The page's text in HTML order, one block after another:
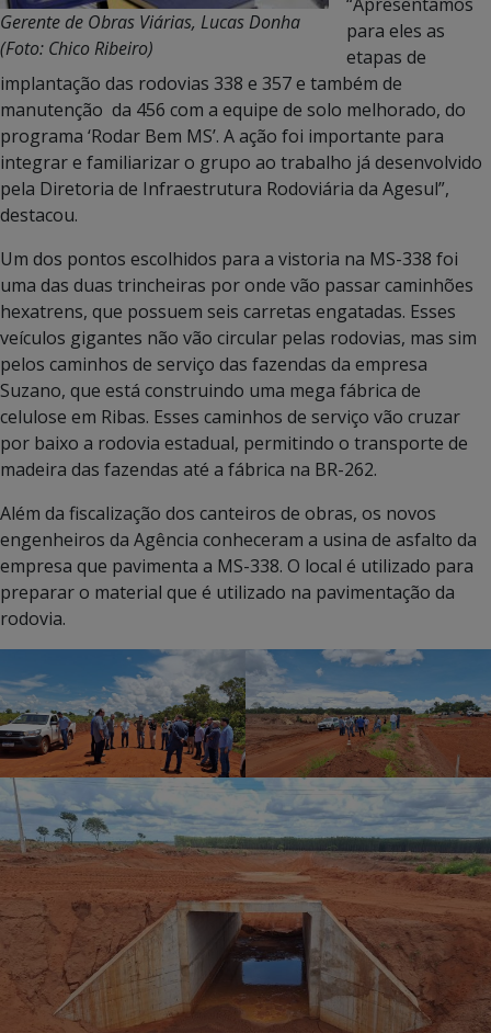
Gerente de Obras Viárias, Lucas Donha
(Foto: Chico Ribeiro)
“Apresentamos
para eles as
etapas de
implantação das rodovias 338 e 357 e também de
manutenção da 456 com a equipe de solo melhorado, do
programa ‘Rodar Bem MS’. A ação foi importante para
integrar e familiarizar o grupo ao trabalho já desenvolvido
pela Diretoria de Infraestrutura Rodoviária da Agesul”,
destacou.
Um dos pontos escolhidos para a vistoria na MS-338 foi
uma das duas trincheiras por onde vão passar caminhões
hexatrens, que possuem seis carretas engatadas. Esses
veículos gigantes não vão circular pelas rodovias, mas sim
pelos caminhos de serviço das fazendas da empresa
Suzano, que está construindo uma mega fábrica de
celulose em Ribas. Esses caminhos de serviço vão cruzar
por baixo a rodovia estadual, permitindo o transporte de
madeira das fazendas até a fábrica na BR-262.
Além da fiscalização dos canteiros de obras, os novos
engenheiros da Agência conheceram a usina de asfalto da
empresa que pavimenta a MS-338. O local é utilizado para
preparar o material que é utilizado na pavimentação da
rodovia.